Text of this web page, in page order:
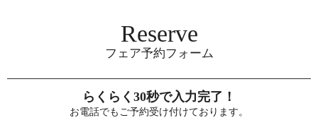
Reserve
フェア予約フォーム
らくらく30秒で入力完了！
お電話でもご予約受け付けております。